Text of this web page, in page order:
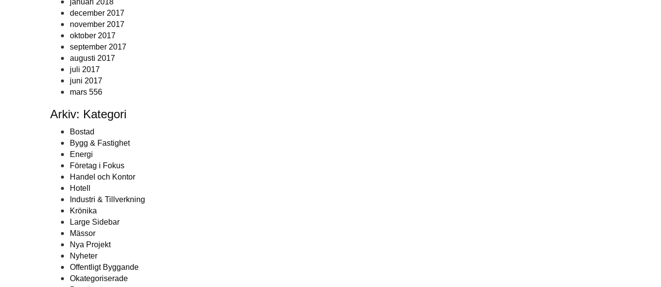
januari 2018
december 2017
november 2017
oktober 2017
september 2017
augusti 2017
juli 2017
juni 2017
mars 556
Arkiv: Kategori
Bostad
Bygg & Fastighet
Energi
Företag i Fokus
Handel och Kontor
Hotell
Industri & Tillverkning
Krönika
Large Sidebar
Mässor
Nya Projekt
Nyheter
Offentligt Byggande
Okategoriserade